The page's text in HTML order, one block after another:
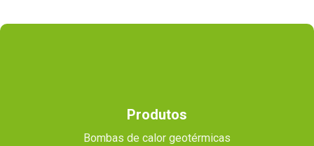
Produtos
Bombas de calor geotérmicas